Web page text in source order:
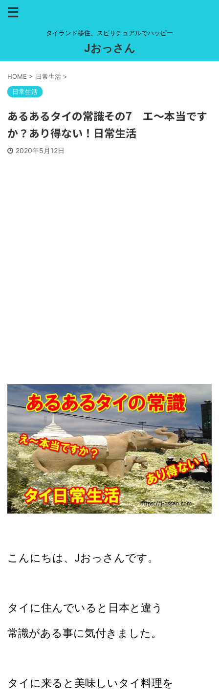
タイランド移住、スピリチュアルでハッピー
Jおっさん
HOME > 日常生活 >
日常生活
あるあるタイの常識その7 エ～本当です
か？あり得ない！日常生活
2020年5月12日
こんにちは、Jおっさんです。
タイに住んでいると日本と違う
常識がある事に気付きました。
タイに来ると美味しいタイ料理を